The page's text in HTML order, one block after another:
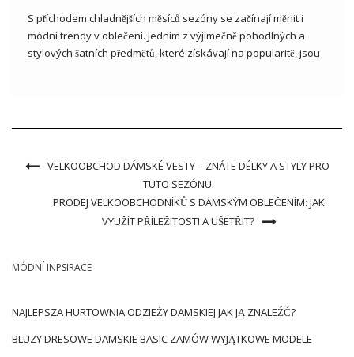
S příchodem chladnějších měsíců sezóny se začínají měnit i
módní trendy v oblečení. Jedním z výjimečně pohodlných a
stylových šatních předmětů, které získávají na popularitě, jsou
VELKOOBCHOD DÁMSKÉ VESTY – ZNÁTE DÉLKY A STYLY PRO
TUTO SEZÓNU
PRODEJ VELKOOBCHODNÍKŮ S DÁMSKÝM OBLEČENÍM: JAK
VYUŽÍT PŘÍLEŽITOSTI A UŠETŘIT?
MÓDNÍ INPSIRACE
NAJLEPSZA HURTOWNIA ODZIEŻY DAMSKIEJ JAK JĄ ZNALEŹĆ?
BLUZY DRESOWE DAMSKIE BASIC ZAMÓW WYJĄTKOWE MODELE